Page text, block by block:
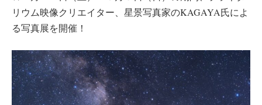
リウム映像クリエイター、星景写真家のKAGAYA氏によ
る写真展を開催！